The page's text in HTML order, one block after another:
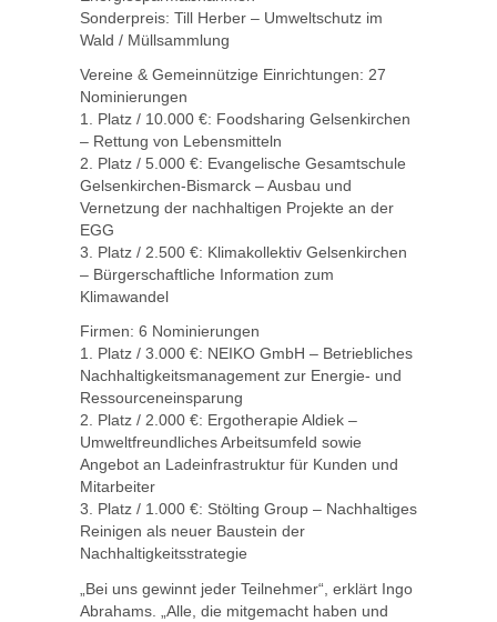
Sonderpreis: Till Herber – Umweltschutz im
Wald / Müllsammlung
Vereine & Gemeinnützige Einrichtungen: 27
Nominierungen
1. Platz / 10.000 €: Foodsharing Gelsenkirchen
– Rettung von Lebensmitteln
2. Platz / 5.000 €: Evangelische Gesamtschule
Gelsenkirchen-Bismarck – Ausbau und
Vernetzung der nachhaltigen Projekte an der
EGG
3. Platz / 2.500 €: Klimakollektiv Gelsenkirchen
– Bürgerschaftliche Information zum
Klimawandel
Firmen: 6 Nominierungen
1. Platz / 3.000 €: NEIKO GmbH – Betriebliches
Nachhaltigkeitsmanagement zur Energie- und
Ressourceneinsparung
2. Platz / 2.000 €: Ergotherapie Aldiek –
Umweltfreundliches Arbeitsumfeld sowie
Angebot an Ladeinfrastruktur für Kunden und
Mitarbeiter
3. Platz / 1.000 €: Stölting Group – Nachhaltiges
Reinigen als neuer Baustein der
Nachhaltigkeitsstrategie
„Bei uns gewinnt jeder Teilnehmer“, erklärt Ingo
Abrahams. „Alle, die mitgemacht haben und